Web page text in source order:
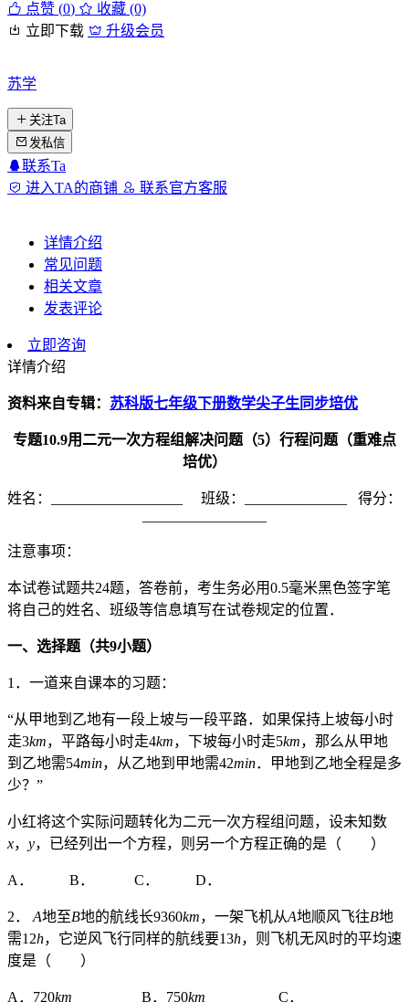
点赞 (0)
收藏 (0)
立即下载
升级会员
苏学
关注Ta
发私信
联系Ta
进入TA的商铺
联系官方客服
详情介绍
常见问题
相关文章
发表评论
立即咨询
详情介绍
资料来自专辑： 苏科版七年级下册数学尖子生同步培优
专题10.9用二元一次方程组解决问题（5） 行程问题（重难点
培优）
姓名：__________________ 班级：______________ 得分：
注意事项：
本试卷试题共24题，答卷前，考生务必用0.5毫米黑色签字笔
将自己的姓名、班级等信息填写在试卷规定的位置．
一、选择题（共9小题）
1．一道来自课本的习题：
“从甲地到乙地有一段上坡与一段平路．如果保持上坡每小时
走3km，平路每小时走4km，下坡每小时走5km，那么从甲地
到乙地需54min，从乙地到甲地需42min．甲地到乙地全程是多
少？”
小红将这个实际问题转化为二元一次方程组问题，设未知数
x， y，已经列出一个方程，则另一个方程正确的是（ ）
A． B． C． D．
2． A地至B地的航线长9360km，一架飞机从A地顺风飞往B地
需12h，它逆风飞行同样的航线要13h，则飞机无风时的平均速
度是（ ）
A．720km B．750km C．